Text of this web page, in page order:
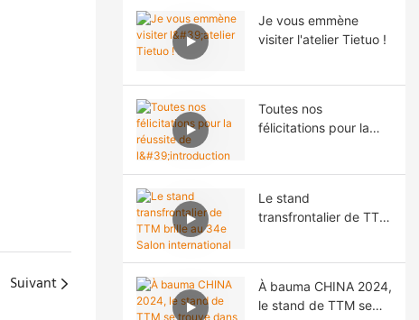
Suivant
Je vous emmène
visiter l'atelier Tietuo !
Toutes nos
félicitations pour la
Tietuo Machinery Co.,
Ltd. à la Bourse de
Le stand
transfrontalier de TTM
construction Saudi
Build !
À bauma CHINA 2024,
le stand de TTM se